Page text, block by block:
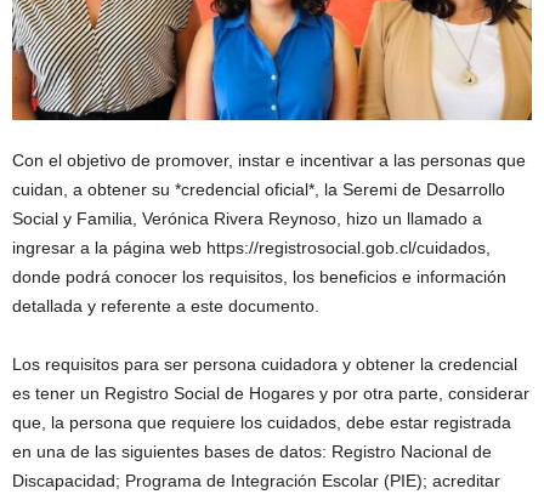
Compartir
por
correo
electrónico
Con el objetivo de promover, instar e incentivar a las personas que
cuidan, a obtener su *credencial oficial*, la Seremi de Desarrollo
Social y Familia, Verónica Rivera Reynoso, hizo un llamado a
ingresar a la página web https://registrosocial.gob.cl/cuidados,
donde podrá conocer los requisitos, los beneficios e información
detallada y referente a este documento.
Los requisitos para ser persona cuidadora y obtener la credencial
es tener un Registro Social de Hogares y por otra parte, considerar
que, la persona que requiere los cuidados, debe estar registrada
en una de las siguientes bases de datos: Registro Nacional de
Discapacidad; Programa de Integración Escolar (PIE); acreditar